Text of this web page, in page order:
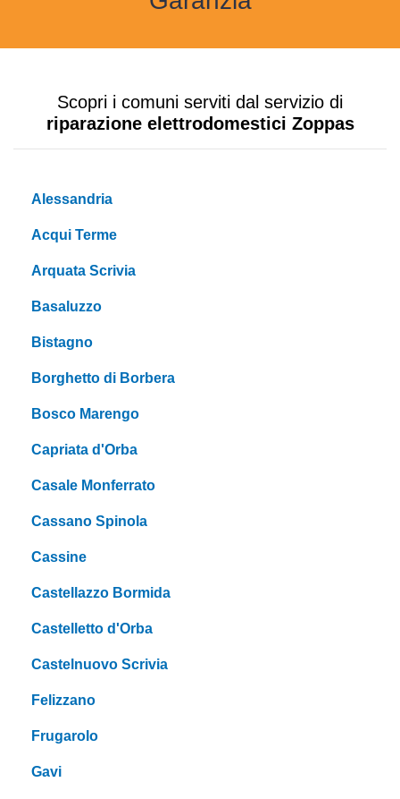
Scopri i comuni serviti dal servizio di
riparazione elettrodomestici Zoppas
Alessandria
Acqui Terme
Arquata Scrivia
Basaluzzo
Bistagno
Borghetto di Borbera
Bosco Marengo
Capriata d'Orba
Casale Monferrato
Cassano Spinola
Cassine
Castellazzo Bormida
Castelletto d'Orba
Castelnuovo Scrivia
Felizzano
Frugarolo
Gavi